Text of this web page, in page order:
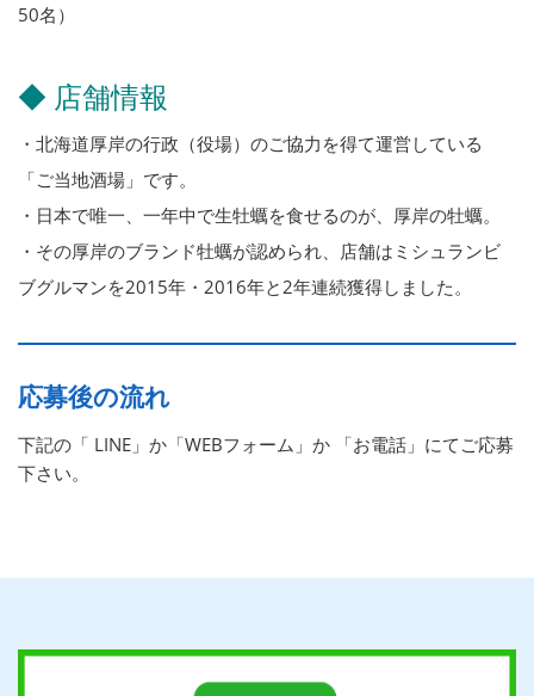
50名）
◆ 店舗情報
・北海道厚岸の行政（役場）のご協力を得て運営している
「ご当地酒場」です。
・日本で唯一、一年中で生牡蠣を食せるのが、厚岸の牡蠣。
・その厚岸のブランド牡蠣が認められ、店舗はミシュランビ
ブグルマンを2015年・2016年と2年連続獲得しました。
応募後の流れ
下記の「 LINE」か「WEBフォーム」か 「お電話」にてご応募
下さい。